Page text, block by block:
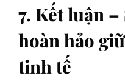
7. Kết luận
hoàn hảo
tinh tế